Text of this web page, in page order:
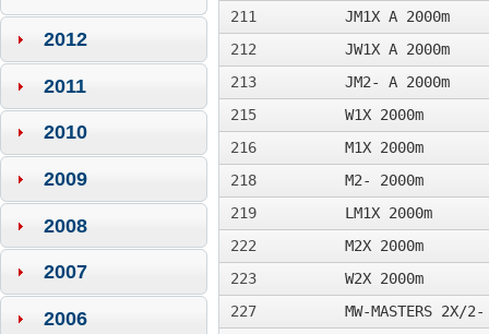
2012
2011
2010
2009
2008
2007
2006
211
JM1X A 2000m
212
JW1X A 2000m­
213
JM2- A 2000m
215
W1X 2000m
216
M1X 2000m
218
M2- 2000m
219
LM1X 2000m
222
M2X 2000m
223
W2X 2000m
227
MW-MASTERS 2X/